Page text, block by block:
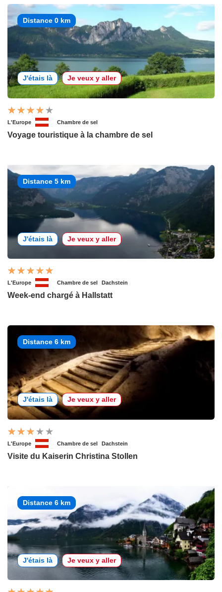
Distance 0 km
J'étais là Je veux y aller
L'Europe Chambre de sel
Voyage touristique à la chambre de sel
Distance 5 km
J'étais là Je veux y aller
L'Europe Chambre de sel Dachstein
Week-end chargé à Hallstatt
Distance 6 km
J'étais là Je veux y aller
L'Europe Chambre de sel Dachstein
Visite du Kaiserin Christina Stollen
Distance 6 km
J'étais là Je veux y aller